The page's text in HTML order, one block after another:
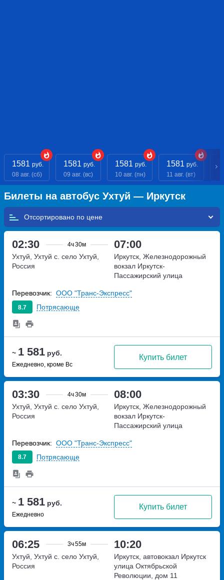
1581 руб.
08 авг. (сб)
1581 руб.
09 авг. (вс)
1581 руб.
10 авг. (пн)
1581 руб.
11 авг. (вт)
Билеты на автобус Ухтуй — Иркутск
Отсортировано по
02:30 4ч30м 07:00
~ 1 581 руб.
Ежедневно, кроме Вс
Купить билет
Ухтуй, Ухтуй с. село Ухтуй,
Россия
Иркутск, Железнодорожный
вокзал Иркутск-
Пассажирский улица
8.7 Потрясающе
Перевозчик: ООО "Транс-Экспресс"
03:30 4ч30м 08:00
~ 1 581 руб.
Ежедневно
Купить билет
Ухтуй, Ухтуй с. село Ухтуй,
Россия
Иркутск, Железнодорожный
вокзал Иркутск-
Пассажирский улица
8.7 Потрясающе
Перевозчик: ООО "Транс-Экспресс"
06:25 3ч55м 10:20
Ухтуй, Ухтуй с. село Ухтуй,
Россия
Иркутск, автовокзал Иркутск
улица Октябрьской
Революции, дом 11